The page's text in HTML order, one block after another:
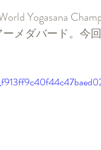
。
Yogasana
メダバード。今